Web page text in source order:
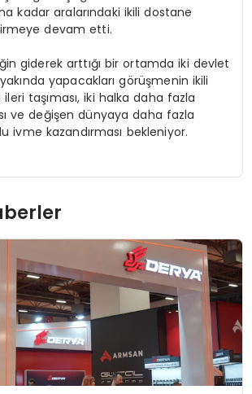
kadar aralarındaki ikili dostane
devam etti.
giderek arttığı bir ortamda iki devlet
yapacakları görüşmenin ikili
taşıması, iki halka daha fazla
ve değişen dünyaya daha fazla
ivme kazandırması bekleniyor.